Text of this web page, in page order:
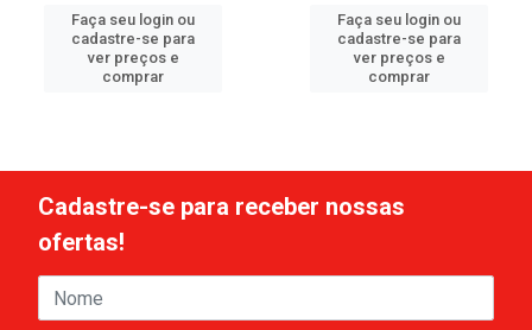
Faça seu login ou
cadastre-se para
ver preços e
comprar
Faça seu login ou
cadastre-se para
ver preços e
comprar
Cadastre-se para receber nossas
ofertas!